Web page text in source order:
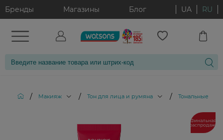
Бренды Магазины Блог UA RU
/ Макияж / Тон для лица и румяна / Тональные
Финальная
распродажа